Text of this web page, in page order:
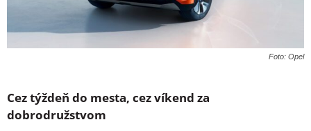
Foto: Opel
Cez týždeň do mesta, cez víkend za
dobrodružstvom